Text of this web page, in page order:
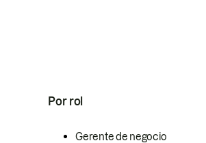
Por rol
Gerente de negocio